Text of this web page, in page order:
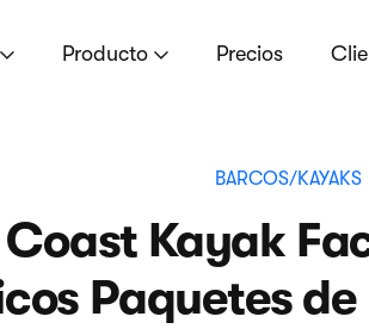
Producto Precios
BARCOS/KAYAKS
Kayak
Paquetes